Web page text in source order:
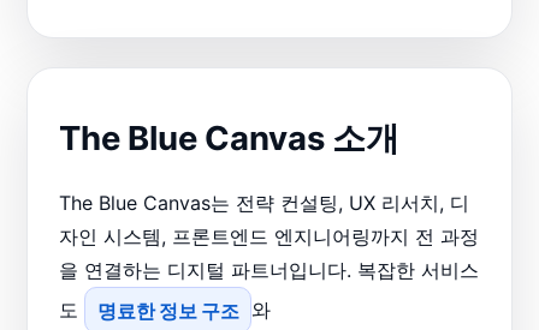
The Blue Canvas 소개
The Blue Canvas는 전략 컨설팅, UX 리서치, 디
자인 시스템, 프론트엔드 엔지니어링까지 전 과정
을 연결하는 디지털 파트너입니다. 복잡한 서비스
도
명료한 정보 구조 와